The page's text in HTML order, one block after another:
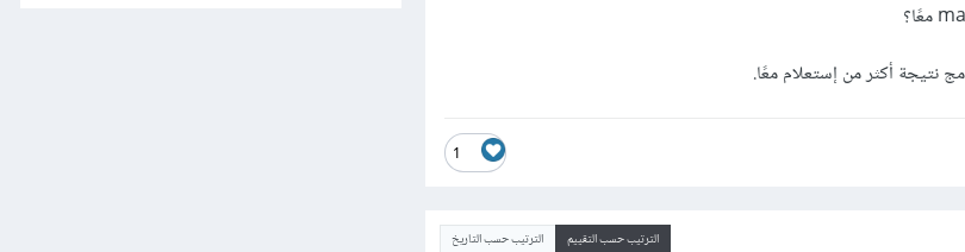
1
الترتيب حسب التقييم الترتيب حسب التاريخ